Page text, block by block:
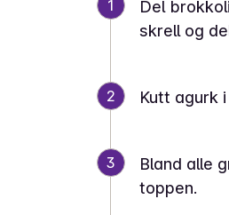
1
Del
skrell og
2 Kutt agurk
3
Bland alle
toppen.